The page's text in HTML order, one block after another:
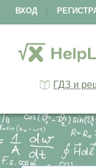
ВХОД
ГДЗ и